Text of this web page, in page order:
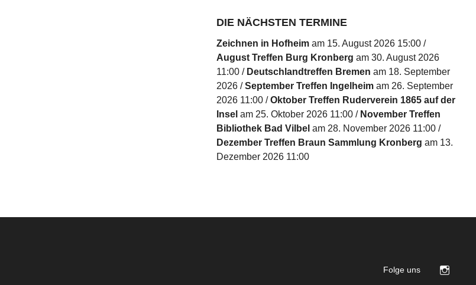
DIE NÄCHSTEN TERMINE
Zeichnen in Hofheim am 15. August 2026 15:00
August Treffen Burg Kronberg am 30. August 2026
11:00
Deutschlandtreffen Bremen am 18. September
2026
September Treffen Ingelheim am 26. September
2026 11:00
Oktober Treffen Ruderverein 1865 auf der
Insel am 25. Oktober 2026 11:00
November Treffen
Bibliothek Bad Vilbel am 28. November 2026 11:00
Dezember Treffen Braun Sammlung Kronberg am 13.
Dezember 2026 11:00
Folge uns